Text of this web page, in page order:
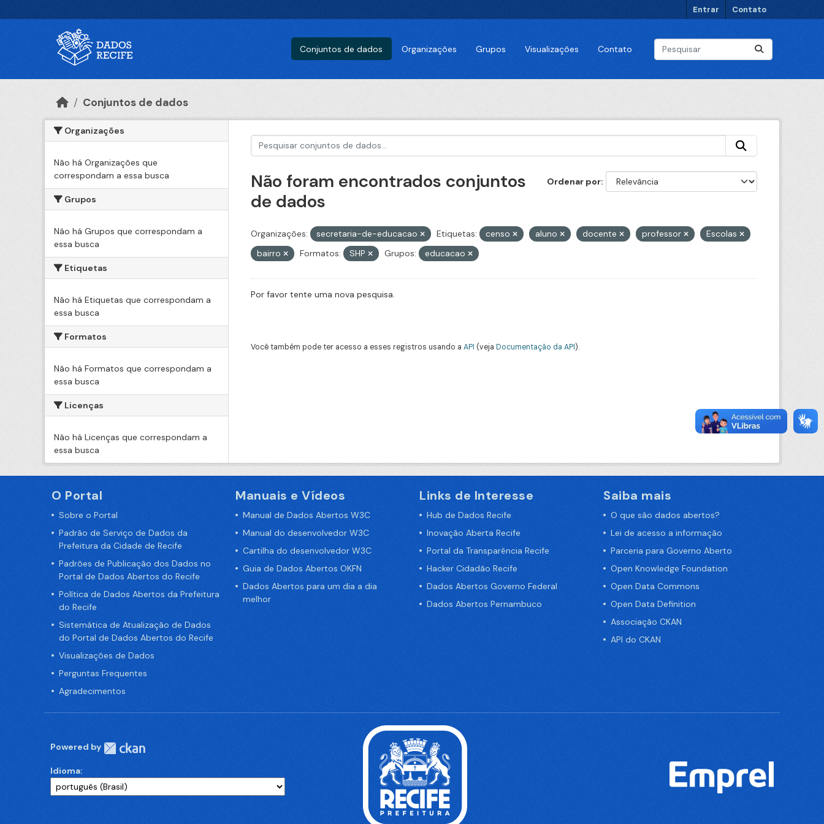
Entrar Contato
Conjuntos de dados Organizações Grupos Visualizações Contato
Conjuntos de dados
Organizações
Não há Organizações que
correspondam a essa busca
Grupos
Não há Grupos que correspondam a
essa busca
Etiquetas
Não há Etiquetas que correspondam a
essa busca
Formatos
Não há Formatos que correspondam a
essa busca
Licenças
Não há Licenças que correspondam a
essa busca
Ordenar por
Não foram encontrados conjuntos
de dados
Organizações: secretaria-de-educacao Etiquetas: censo aluno docente professor
Escolas
bairro
Formatos: SHP Grupos: educacao
Por favor tente uma nova pesquisa.
Você também pode ter acesso a esses registros usando a API (veja Documentação da API).
O Portal
Sobre o Portal
Padrão de Serviço de Dados da
Prefeitura da Cidade de Recife
Padrões de Publicação dos Dados no
Portal de Dados Abertos do Recife
Política de Dados Abertos da Prefeitura
do Recife
Sistemática de Atualização de Dados
do Portal de Dados Abertos do Recife
Visualizações de Dados
Perguntas Frequentes
Agradecimentos
Manuais e Vídeos
Manual de Dados Abertos W3C
Manual do desenvolvedor W3C
Cartilha do desenvolvedor W3C
Guia de Dados Abertos OKFN
Dados Abertos para um dia a dia
melhor
Links de Interesse
Hub de Dados Recife
Inovação Aberta Recife
Portal da Transparência Recife
Hacker Cidadão Recife
Dados Abertos Governo Federal
Dados Abertos Pernambuco
Saiba mais
O que são dados abertos?
Lei de acesso a informação
Parceria para Governo Aberto
Open Knowledge Foundation
Open Data Commons
Open Data Definition
Associação CKAN
API do CKAN
Powered by
Idioma